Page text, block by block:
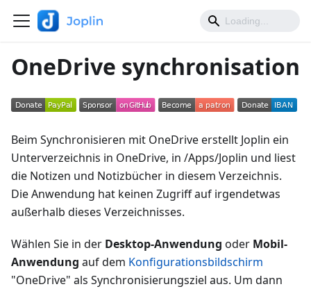
OneDrive synchronisation
Beim Synchronisieren mit OneDrive erstellt Joplin ein
Unterverzeichnis in OneDrive, in /Apps/Joplin und liest
die Notizen und Notizbücher in diesem Verzeichnis.
Die Anwendung hat keinen Zugriff auf irgendetwas
außerhalb dieses Verzeichnisses.
Wählen Sie in der Desktop-Anwendung oder Mobil-
Anwendung auf dem Konfigurationsbildschirm
"OneDrive" als Synchronisierungsziel aus. Um dann